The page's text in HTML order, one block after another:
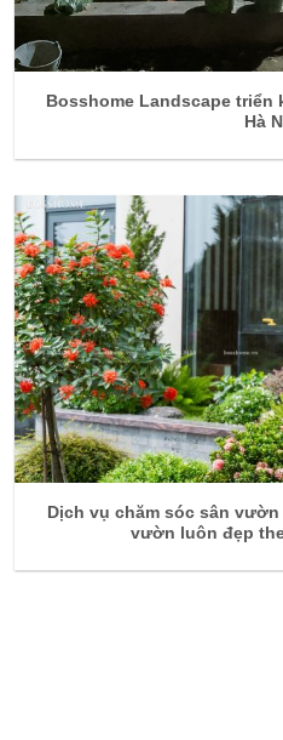
Bosshome Landscape
Hà
Dịch vụ chăm sóc sân
vườn luôn đẹp